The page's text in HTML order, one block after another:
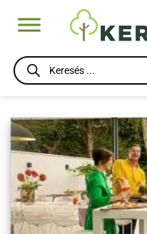
Products
search